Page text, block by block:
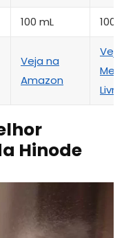
100 mL 100
Veja na
Amazon
Livre
Hinode